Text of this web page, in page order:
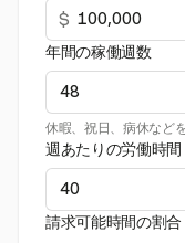
$
年間の稼働週数
休暇、祝日、病休など
週あたりの労働時間
請求可能時間の割合